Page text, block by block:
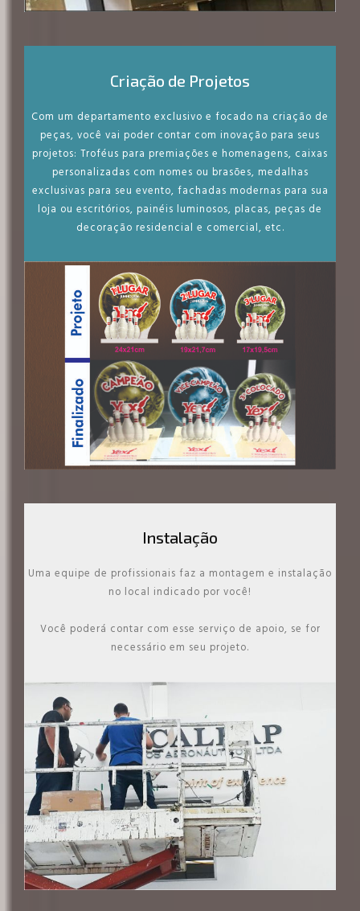
Criação de Projetos
Com um departamento exclusivo e focado na criação de
peças, você vai poder contar com inovação para seus
projetos: Troféus para premiações e homenagens, caixas
personalizadas com nomes ou brasões, medalhas
exclusivas para seu evento, fachadas modernas para sua
loja ou escritórios, painéis luminosos, placas, peças de
decoração residencial e comercial, etc.
Instalação
Uma equipe de profissionais faz a montagem e instalação
no local indicado por você!
Você poderá contar com esse serviço de apoio, se for
necessário em seu projeto.